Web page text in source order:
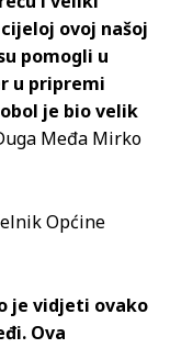
ovoj našoj
pomogli u
u pripremi
je bio velik
Međa Mirko
Općine
je vidjeti ovako
Ova